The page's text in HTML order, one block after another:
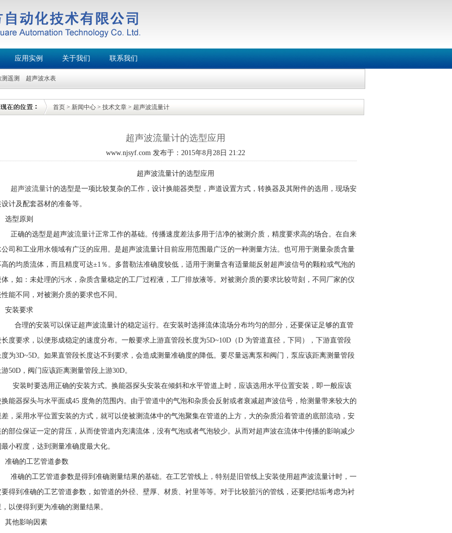
应用实例 关于我们 联系我们
遥测 超声波水表
首页 > 新闻中心 > 技术文章 > 超声波流量计
超声波流量计的选型应用
www.njsyf.com 发布于：2015年8月28日 21:22
超声波流量计的选型应用
超声波流量计的选型是一项比较复杂的工作，设计换能器类型，声道设置方式，转换器及其附件的选用，现场安
设计及配套器材的准备等。
型原则
确的选型是超声波流量计正常工作的基础。传播速度差法多用于洁净的被测介质，精度要求高的场合。在自来
公司和工业用水领域有广泛的应用。是超声波流量计目前应用范围最广泛的一种测量方法。也可用于测量杂质含量
高的均质流体，而且精度可达±1％。多普勒法准确度较低，适用于测量含有适量能反射超声波信号的颗粒或气泡的
体，如：未处理的污水，杂质含量稳定的工厂过程液，工厂排放液等。对被测介质的要求比较苛刻，不同厂家的仪
性能不同，对被测介质的要求也不同。
装要求
理的安装可以保证超声波流量计的稳定运行。在安装时选择流体流场分布均匀的部分，还要保证足够的直管
长度要求，以便形成稳定的速度分布。一般要求上游直管段长度为5D~10D（D 为管道直径，下同），下游直管段
度为3D~5D。如果直管段长度达不到要求，会造成测量准确度的降低。要尽量远离泵和阀门，泵应该距离测量管段
游50D，阀门应该距离测量管段上游30D。
装时要选用正确的安装方式。换能器探头安装在倾斜和水平管道上时，应该选用水平位置安装，即一般应该
换能器探头与水平面成45 度角的范围内。由于管道中的气泡和杂质会反射或者衰减超声波信号，给测量带来较大的
差，采用水平位置安装的方式，就可以使被测流体中的气泡聚集在管道的上方，大的杂质沿着管道的底部流动，安
的部位保证一定的背压，从而使管道内充满流体，没有气泡或者气泡较少。从而对超声波在流体中传播的影响减少
最小程度，达到测量准确度最大化。
确的工艺管道参数
确的工艺管道参数是得到准确测量结果的基础。在工艺管线上，特别是旧管线上安装使用超声波流量计时，一
要得到准确的工艺管道参数，如管道的外径、壁厚、材质、衬里等等。对于比较脏污的管线，还要把结垢考虑为衬
，以便得到更为准确的测量结果。
他影响因素